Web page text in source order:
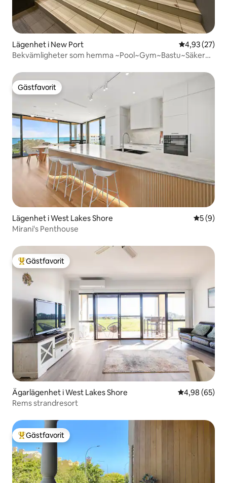
Lägenhet i New Port 4,93 av 5 i
4,93 (27)
Bekvämligheter som hemma ~Pool~Gym~Bastu~Säker
Gästfavorit
Gästfavorit
Lägenhet i West Lakes Shore 5 av 5 i
5 (9)
Mirani's Penthouse
Populär gästfavorit
Gästfavorit
Ägarlägenhet i West Lakes Shore 4,98 av 5 i
4,98 (65)
Rems strandresort
Populär gästfavorit
Gästfavorit